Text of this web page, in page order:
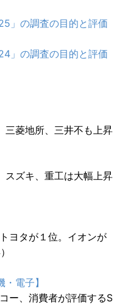
」の調査の目的と評価
」の調査の目的と評価
菱地所、三井不も上昇
ズキ、重工は大幅上昇
タが１位。イオンが
電子】
、消費者が評価するS